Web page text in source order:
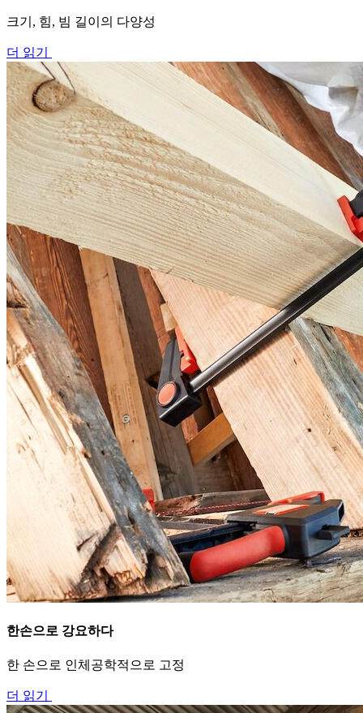
크기, 힘, 빔 길이의 다양성
더 읽기
한손으로 강요하다
한 손으로 인체공학적으로 고정
더 읽기